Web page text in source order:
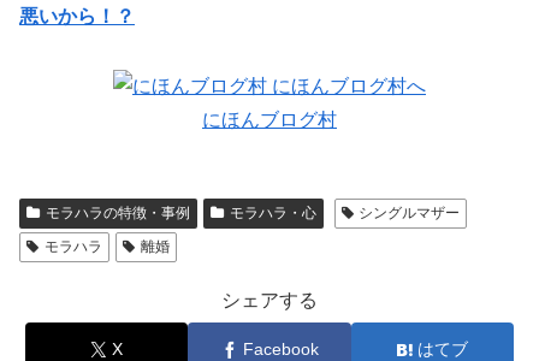
悪いから！？
にほんブログ村
モラハラの特徴・事例 モラハラ・心
シングルマザー
モラハラ
離婚
シェアする
X Facebook はてブ